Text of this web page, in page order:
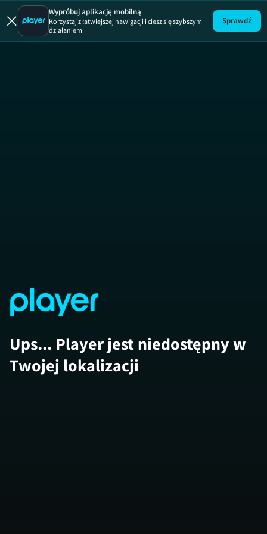
Wypróbuj aplikację mobilną
Korzystaj z łatwiejszej nawigacji i ciesz się szybszym
działaniem
Sprawdź
Ups... Player jest niedostępny w
Twojej lokalizacji